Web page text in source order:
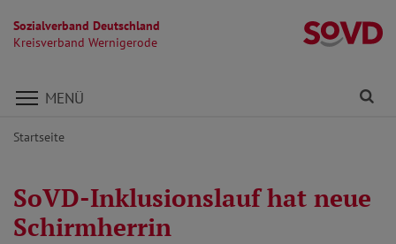
Sozialverband Deutschland
Kreisverband Wernigerode
Direkt zu den Inhalten springen
MENÜ
Startseite
SoVD-Inklusionslauf hat neue
Schirmherrin